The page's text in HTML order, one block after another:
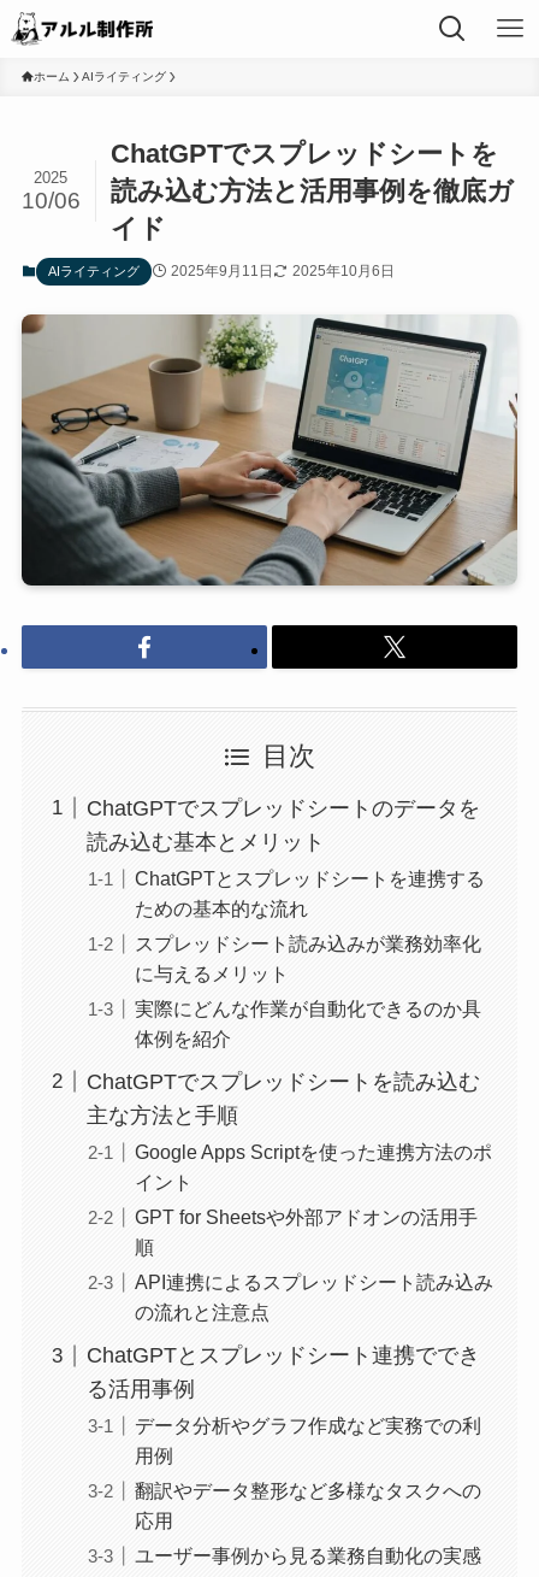
ホーム AIライティング
ChatGPTでスプレッドシートを
読み込む方法と活用事例を徹底ガ
イド
2025
10/06
AIライティング 2025年9月11日 2025年10月6日
目次
ChatGPTでスプレッドシートのデータを
読み込む基本とメリット
ChatGPTとスプレッドシートを連携する
ための基本的な流れ
スプレッドシート読み込みが業務効率化
に与えるメリット
実際にどんな作業が自動化できるのか具
体例を紹介
ChatGPTでスプレッドシートを読み込む
主な方法と手順
Google Apps Scriptを使った連携方法のポ
イント
GPT for Sheetsや外部アドオンの活用手
順
API連携によるスプレッドシート読み込み
の流れと注意点
ChatGPTとスプレッドシート連携ででき
る活用事例
データ分析やグラフ作成など実務での利
用例
翻訳やデータ整形など多様なタスクへの
応用
ユーザー事例から見る業務自動化の実感